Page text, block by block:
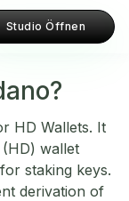
Studio Öffnen
HD Wallets. It
wallet
staking keys.
derivation of